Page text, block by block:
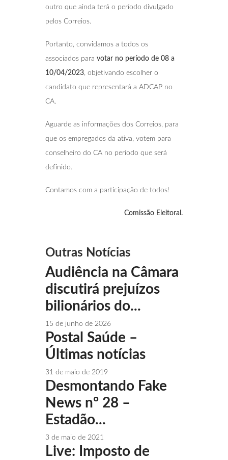
outro que ainda terá o período divulgado
pelos Correios.
Portanto, convidamos a todos os
associados para votar no período de 08 a
10/04/2023 , objetivando escolher o
candidato que representará a ADCAP no
CA.
Aguarde as informações dos Correios, para
que os empregados da ativa, votem para
conselheiro do CA no período que será
definido.
Contamos com a participação de todos!
Comissão Eleitoral.
Outras Notícias
Audiência na Câmara
discutirá prejuízos
bilionários do...
15 de junho de 2026
Postal Saúde –
Últimas notícias
31 de maio de 2019
Desmontando Fake
News nº 28 –
Estadão...
3 de maio de 2021
Live: Imposto de